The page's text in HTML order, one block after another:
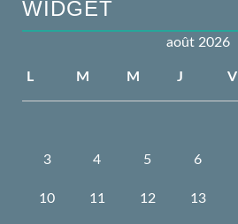
WIDGET
août 2026
L M M J V
3 4 5 6
10 11 12 13